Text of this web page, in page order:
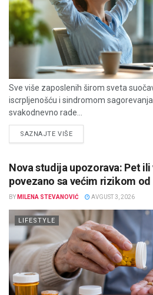
Sve više zaposlenih širom sveta
iscrpljenošću i sindromom
svakodnevno rade...
SAZNAJTE VIŠEDETAILS
Nova studija upozorava: Pet
povezano sa većim rizikom
BY MILENA STEVANOVIĆ AVGUST 3, 2026
LIFESTYLE